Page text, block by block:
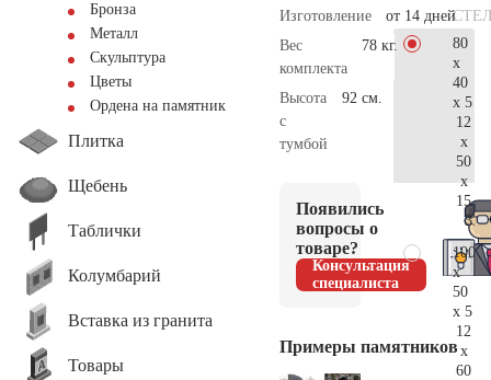
Бронза
Металл
Скульптура
Цветы
Ордена на памятник
Плитка
Щебень
Таблички
Колумбарий
Вставка из гранита
Товары
Изготовление
от 14 дней
Вес
комплекта
78 кг.
Высота
с
тумбой
92 см.
Появились
вопросы о
товаре?
Консультация
специалиста
Примеры памятников
80
x
40
x 5
12
x
50
x
15
100
x
50
x 5
12
x
60